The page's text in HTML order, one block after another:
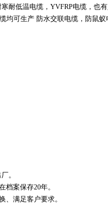
耐低温电缆， YVFRP电缆，也
均可生产 防水交联电缆，防鼠蚁
。
案保存20年。
满足客户要求。